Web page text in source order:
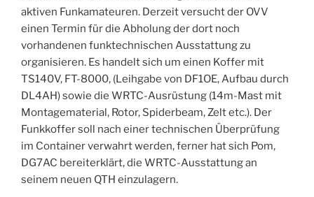
aktiven Funkamateuren. Derzeit versucht der OVV
einen Termin für die Abholung der dort noch
vorhandenen funktechnischen Ausstattung zu
organisieren. Es handelt sich um einen Koffer mit
TS140V, FT-8000, (Leihgabe von DF1OE, Aufbau durch
DL4AH) sowie die WRTC-Ausrüstung (14m-Mast mit
Montagematerial, Rotor, Spiderbeam, Zelt etc.). Der
Funkkoffer soll nach einer technischen Überprüfung
im Container verwahrt werden, ferner hat sich Pom,
DG7AC bereiterklärt, die WRTC-Ausstattung an
seinem neuen QTH einzulagern.